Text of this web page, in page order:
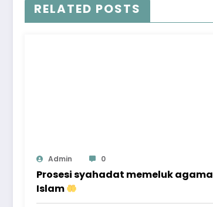
RELATED POSTS
Admin 0
Prosesi syahadat memeluk agama
Islam